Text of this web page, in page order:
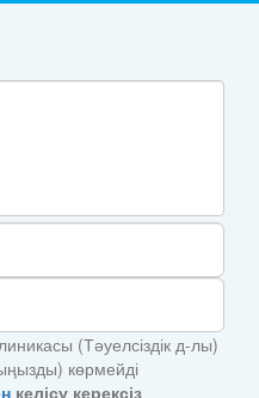
(Тәуелсіздік д-лы)
көрмейді
келісу керексіз